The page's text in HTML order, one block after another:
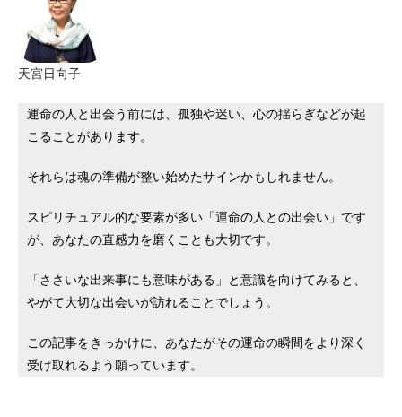
天宮日向子
運命の人と出会う前には、孤独や迷い、心の揺らぎなどが起
こることがあります。
それらは魂の準備が整い始めたサインかもしれません。
スピリチュアル的な要素が多い「運命の人との出会い」です
が、あなたの直感力を磨くことも大切です。
「ささいな出来事にも意味がある」と意識を向けてみると、
やがて大切な出会いが訪れることでしょう。
この記事をきっかけに、あなたがその運命の瞬間をより深く
受け取れるよう願っています。